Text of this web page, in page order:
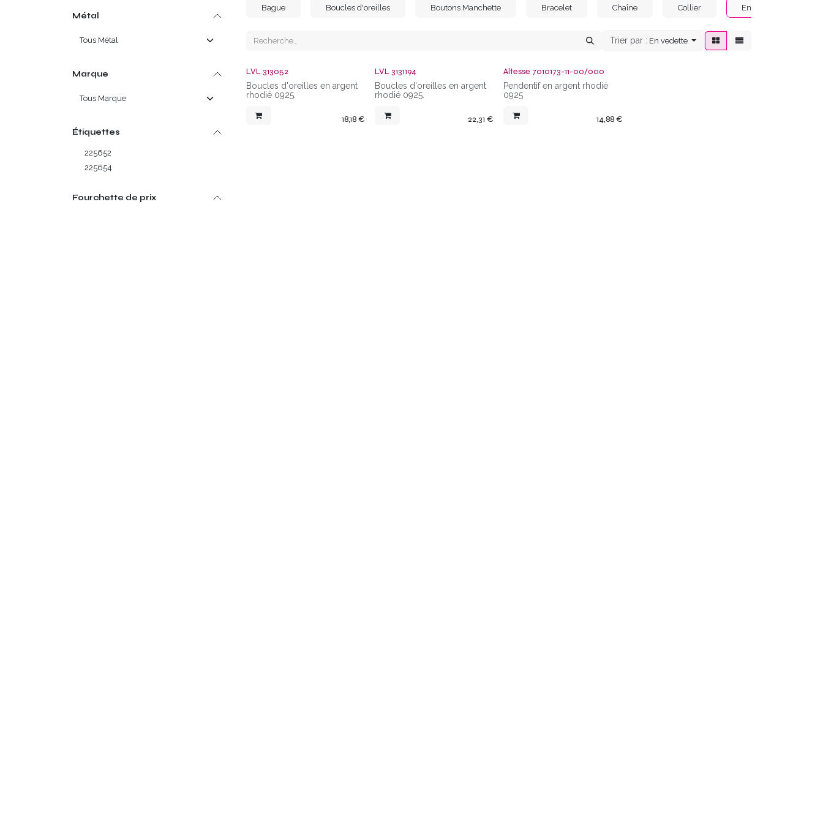
Métal
Marque
Étiquettes
225652
225654
Fourchette de prix
Bague Boucles d'oreilles Boutons Manchette Bracelet Chaîne Collier Enfants
Trier par : En vedette
LVL 313052
Boucles d'oreilles en argent
rhodié 0925.
18,18€
LVL 3131194
Boucles d'oreilles en argent
rhodié 0925.
22,31 €
Altesse 7010173-11-00/000
Pendentif en argent rhodié
0925
14,88€